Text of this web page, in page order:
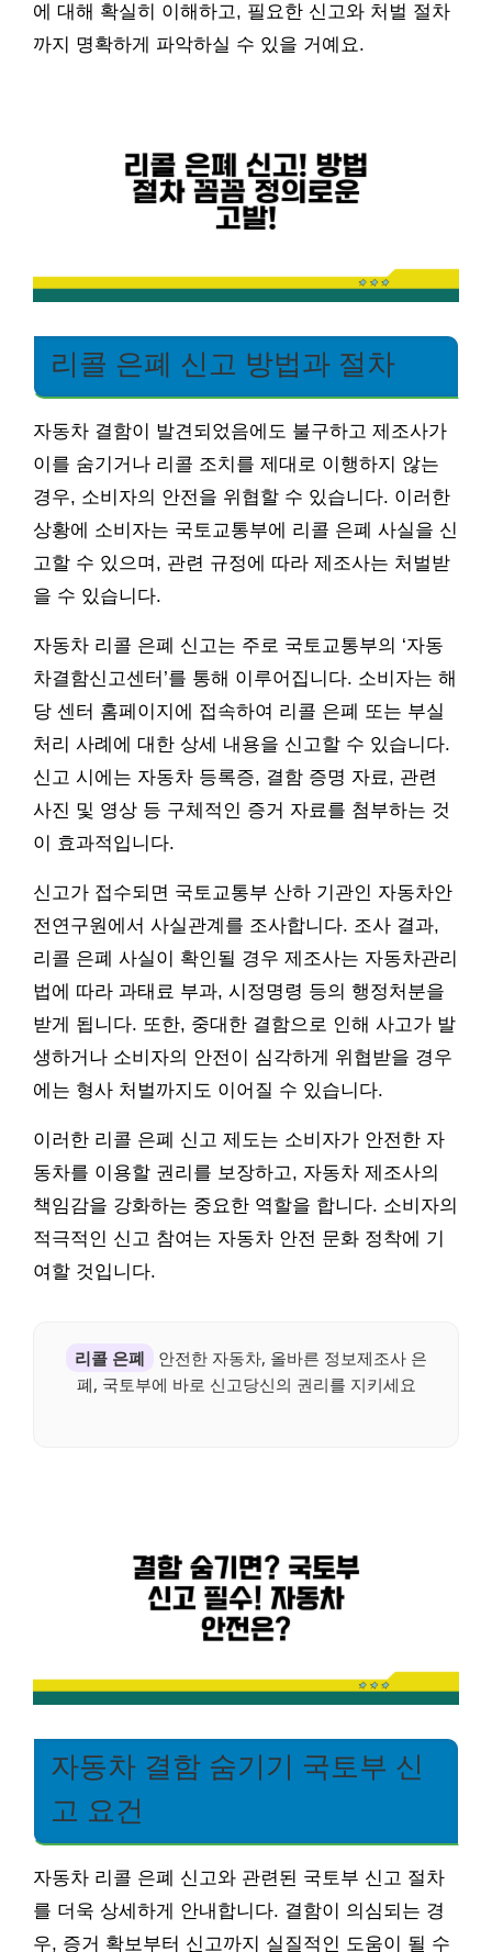
에 대해 확실히 이해하고, 필요한 신고와 처벌 절차
까지 명확하게 파악하실 수 있을 거예요.
리콜 은폐 신고 방법과 절차
자동차 결함이 발견되었음에도 불구하고 제조사가
이를 숨기거나 리콜 조치를 제대로 이행하지 않는
경우, 소비자의 안전을 위협할 수 있습니다. 이러한
상황에 소비자는 국토교통부에 리콜 은폐 사실을 신
고할 수 있으며, 관련 규정에 따라 제조사는 처벌받
을 수 있습니다.
자동차 리콜 은폐 신고는 주로 국토교통부의 ‘자동
차결함신고센터’를 통해 이루어집니다. 소비자는 해
당 센터 홈페이지에 접속하여 리콜 은폐 또는 부실
처리 사례에 대한 상세 내용을 신고할 수 있습니다.
신고 시에는 자동차 등록증, 결함 증명 자료, 관련
사진 및 영상 등 구체적인 증거 자료를 첨부하는 것
이 효과적입니다.
신고가 접수되면 국토교통부 산하 기관인 자동차안
전연구원에서 사실관계를 조사합니다. 조사 결과,
리콜 은폐 사실이 확인될 경우 제조사는 자동차관리
법에 따라 과태료 부과, 시정명령 등의 행정처분을
받게 됩니다. 또한, 중대한 결함으로 인해 사고가 발
생하거나 소비자의 안전이 심각하게 위협받을 경우
에는 형사 처벌까지도 이어질 수 있습니다.
이러한 리콜 은폐 신고 제도는 소비자가 안전한 자
동차를 이용할 권리를 보장하고, 자동차 제조사의
책임감을 강화하는 중요한 역할을 합니다. 소비자의
적극적인 신고 참여는 자동차 안전 문화 정착에 기
여할 것입니다.
리콜 은폐
안전한 자동차, 올바른 정보제조사 은
폐, 국토부에 바로 신고당신의 권리를 지키세요
자동차 결함 숨기기 국토부 신
고 요건
자동차 리콜 은폐 신고와 관련된 국토부 신고 절차
를 더욱 상세하게 안내합니다. 결함이 의심되는 경
우, 증거 확보부터 신고까지 실질적인 도움이 될 수